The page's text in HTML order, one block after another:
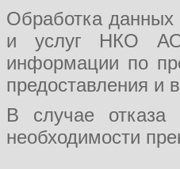
Обработка данных
и услуг НКО АО
информации по
предоставления и
В случае отказа
необходимости